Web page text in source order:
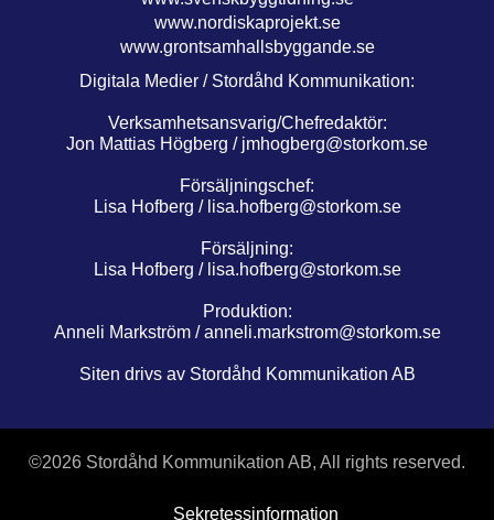
www.nordiskaprojekt.se
www.grontsamhallsbyggande.se
Digitala Medier / Stordåhd Kommunikation:
Verksamhetsansvarig/Chefredaktör:
Jon Mattias Högberg / jmhogberg@storkom.se
Försäljningschef:
Lisa Hofberg / lisa.hofberg@storkom.se
Försäljning:
Lisa Hofberg / lisa.hofberg@storkom.se
Produktion:
Anneli Markström /anneli.markstrom@storkom.se
Siten drivs av Stordåhd Kommunikation AB
©2026 Stordåhd Kommunikation AB, All rights reserved.
Sekretessinformation